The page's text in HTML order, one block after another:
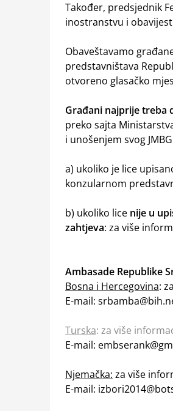
Također, predsjednik
inostranstvu i
Obaveštavamo
predstavništava
otvoreno glasačko
Građani najprije treba
preko sajta
i unošenjem svog
a) ukoliko je lice
konzularnom
b) ukoliko lice nije u
zahtjeva: za više
Ambasade Republike
Bosna i Hercegovina:
E-mail:
Turska: za više
E-mail:
Njemačka: za više
E-mail: